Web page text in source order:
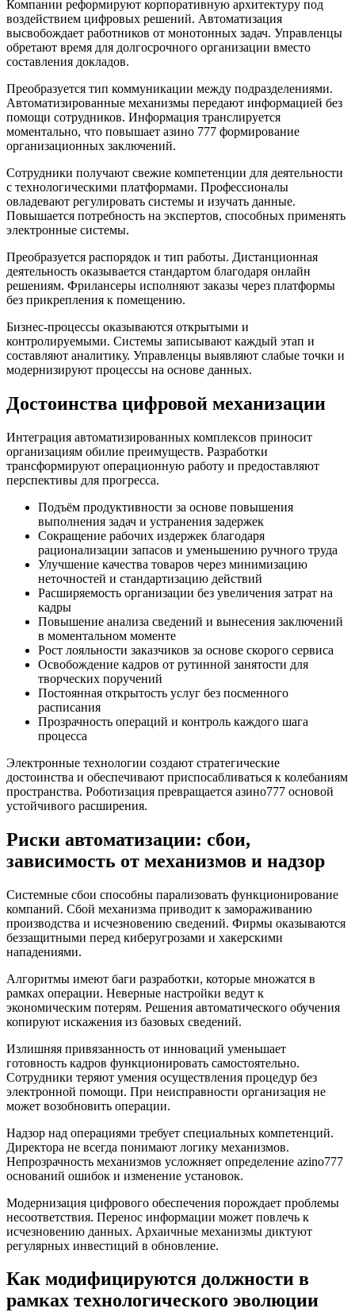
Компании реформируют корпоративную архитектуру под
воздействием цифровых решений. Автоматизация
высвобождает работников от монотонных задач. Управленцы
обретают время для долгосрочного организации вместо
составления докладов.
Преобразуется тип коммуникации между подразделениями.
Автоматизированные механизмы передают информацией без
помощи сотрудников. Информация транслируется
моментально, что повышает азино 777 формирование
организационных заключений.
Сотрудники получают свежие компетенции для деятельности
с технологическими платформами. Профессионалы
овладевают регулировать системы и изучать данные.
Повышается потребность на экспертов, способных применять
электронные системы.
Преобразуется распорядок и тип работы. Дистанционная
деятельность оказывается стандартом благодаря онлайн
решениям. Фрилансеры исполняют заказы через платформы
без прикрепления к помещению.
Бизнес-процессы оказываются открытыми и
контролируемыми. Системы записывают каждый этап и
составляют аналитику. Управленцы выявляют слабые точки и
модернизируют процессы на основе данных.
Достоинства цифровой механизации
Интеграция автоматизированных комплексов приносит
организациям обилие преимуществ. Разработки
трансформируют операционную работу и предоставляют
перспективы для прогресса.
Подъём продуктивности за основе повышения
выполнения задач и устранения задержек
Сокращение рабочих издержек благодаря
рационализации запасов и уменьшению ручного труда
Улучшение качества товаров через минимизацию
неточностей и стандартизацию действий
Расширяемость организации без увеличения затрат на
кадры
Повышение анализа сведений и вынесения заключений
в моментальном моменте
Рост лояльности заказчиков за основе скорого сервиса
Освобождение кадров от рутинной занятости для
творческих поручений
Постоянная открытость услуг без посменного
расписания
Прозрачность операций и контроль каждого шага
процесса
Электронные технологии создают стратегические
достоинства и обеспечивают приспосабливаться к колебаниям
пространства. Роботизация превращается азино777 основой
устойчивого расширения.
Риски автоматизации: сбои,
зависимость от механизмов и надзор
Системные сбои способны парализовать функционирование
компаний. Сбой механизма приводит к замораживанию
производства и исчезновению сведений. Фирмы оказываются
беззащитными перед киберугрозами и хакерскими
нападениями.
Алгоритмы имеют баги разработки, которые множатся в
рамках операции. Неверные настройки ведут к
экономическим потерям. Решения автоматического обучения
копируют искажения из базовых сведений.
Излишняя привязанность от инноваций уменьшает
готовность кадров функционировать самостоятельно.
Сотрудники теряют умения осуществления процедур без
электронной помощи. При неисправности организация не
может возобновить операции.
Надзор над операциями требует специальных компетенций.
Директора не всегда понимают логику механизмов.
Непрозрачность механизмов усложняет определение azino777
оснований ошибок и изменение установок.
Модернизация цифрового обеспечения порождает проблемы
несоответствия. Перенос информации может повлечь к
исчезновению данных. Архаичные механизмы диктуют
регулярных инвестиций в обновление.
Как модифицируются должности в
рамках технологического эволюции